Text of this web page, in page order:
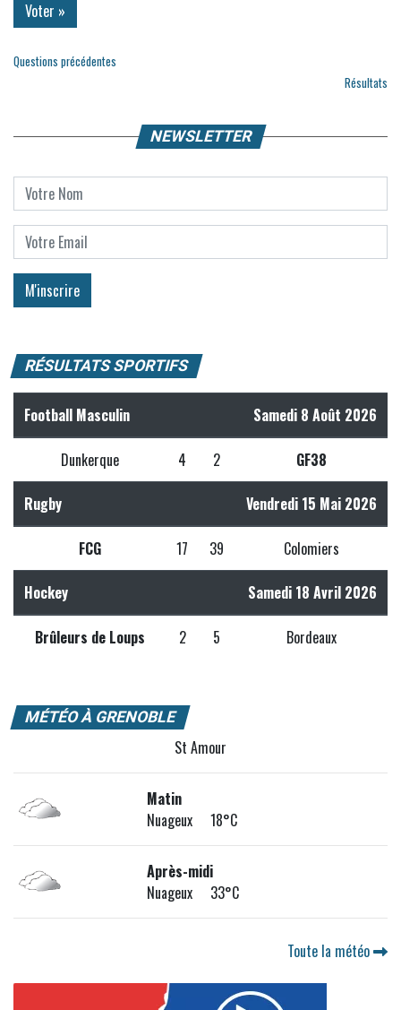
Questions précédentes
Résultats
NEWSLETTER
RÉSULTATS SPORTIFS
Football Masculin Samedi 8 Août 2026
Dunkerque 4 2 GF38
Rugby Vendredi 15 Mai 2026
FCG 17 39 Colomiers
Hockey Samedi 18 Avril 2026
Brûleurs de Loups 2 5 Bordeaux
MÉTÉO À GRENOBLE
St Amour
Matin
Nuageux 18°C
Après-midi
Nuageux 33°C
Toute la météo